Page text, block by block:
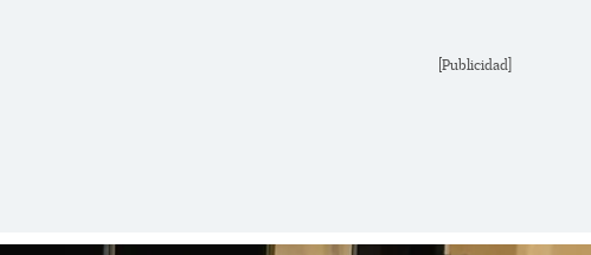
[Publicidad]